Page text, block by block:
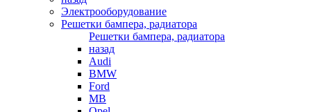
Электрооборудование
Решетки бампера, радиатора
Решетки бампера, радиатора
назад
Audi
BMW
Ford
MB